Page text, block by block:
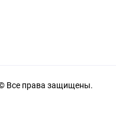
Все права защищены.